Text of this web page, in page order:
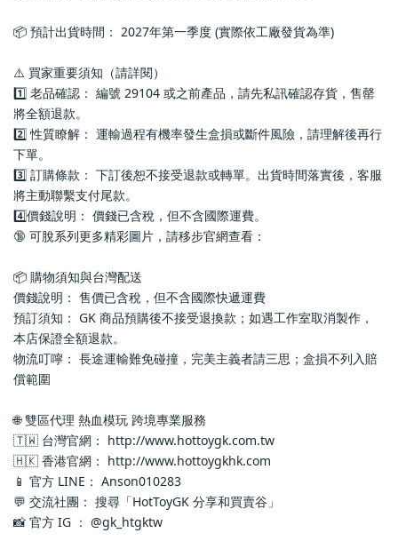
📦 預計出貨時間： 2027年第一季度 (實際依工廠發貨為準)
⚠️ 買家重要須知（請詳閱）
1️⃣ 老品確認： 編號 29104 或之前產品，請先私訊確認存貨，售罄
將全額退款。
2️⃣ 性質瞭解： 運輸過程有機率發生盒損或斷件風險，請理解後再行
下單。
3️⃣ 訂購條款： 下訂後恕不接受退款或轉單。出貨時間落實後，客服
將主動聯繫支付尾款。
4️⃣價錢說明： 價錢已含稅，但不含國際運費。
🔞 可脫系列更多精彩圖片，請移步官網查看：
📦 購物須知與台灣配送
價錢說明： 售價已含稅，但不含國際快遞運費
預訂須知： GK 商品預購後不接受退換款；如遇工作室取消製作，
本店保證全額退款。
物流叮嚀： 長途運輸難免碰撞，完美主義者請三思；盒損不列入賠
償範圍
🌐 雙區代理 熱血模玩 跨境專業服務
🇹🇼 台灣官網： http://www.hottoygk.com.tw
🇭🇰 香港官網： http://www.hottoygkhk.com
📱 官方 LINE： Anson010283
💬 交流社團： 搜尋「HotToyGK 分享和買賣谷」
📸 官方 IG ： @gk_htgktw